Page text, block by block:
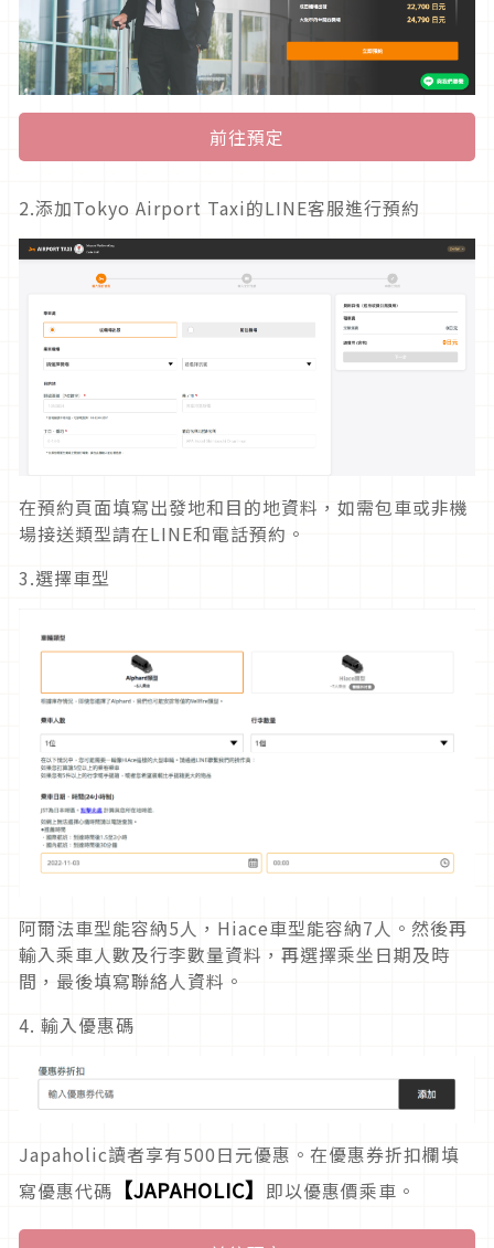
前往預定
2.添加Tokyo Airport Taxi的LINE客服進行預約
在預約頁面填寫出發地和目的地資料，如需包車或非機
場接送類型請在LINE和電話預約。
3.選擇車型
阿爾法車型能容納5人，Hiace車型能容納7人。然後再
輸入乘車人數及行李數量資料，再選擇乘坐日期及時
間，最後填寫聯絡人資料。
4. 輸入優惠碼
Japaholic讀者享有500日元優惠。在優惠券折扣欄填
寫優惠代碼 【JAPAHOLIC】 即以優惠價乘車。